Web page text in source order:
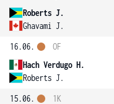
Roberts J.
Ghavami J.
16.06.
Hach Verdugo H.
Roberts J.
OF
15.06.
1K